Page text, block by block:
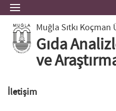
Muğla Sıtkı
Gıda
ve
İletişim